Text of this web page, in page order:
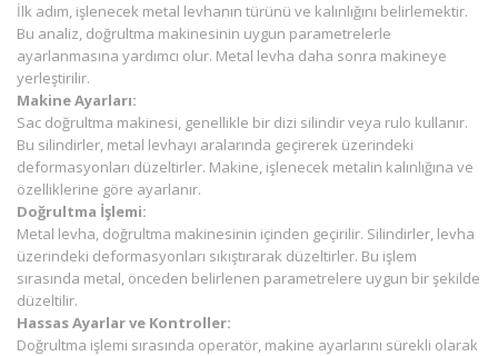
İlk adım, işlenecek metal levhanın türünü ve kalınlığını belirlemektir.
Bu analiz, doğrultma makinesinin uygun parametrelerle
ayarlanmasına yardımcı olur. Metal levha daha sonra makineye
yerleştirilir.
Makine Ayarları:
Sac doğrultma makinesi, genellikle bir dizi silindir veya rulo kullanır.
Bu silindirler, metal levhayı aralarında geçirerek üzerindeki
deformasyonları düzeltirler. Makine, işlenecek metalin kalınlığına ve
özelliklerine göre ayarlanır.
Doğrultma İşlemi:
Metal levha, doğrultma makinesinin içinden geçirilir. Silindirler, levha
üzerindeki deformasyonları sıkıştırarak düzeltirler. Bu işlem
sırasında metal, önceden belirlenen parametrelere uygun bir şekilde
düzeltilir.
Hassas Ayarlar ve Kontroller:
Doğrultma işlemi sırasında operatör, makine ayarlarını sürekli olarak